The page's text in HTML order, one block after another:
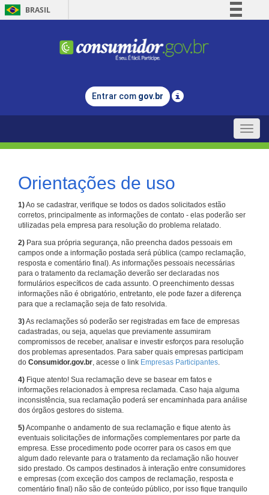
BRASIL
Comunica BR
Legislação
Entrar com gov.br
Toggle
Orientações de uso
1)Ao se cadastrar, verifique se todos os dados solicitados estão
corretos, principalmente as informações de contato - elas poderão ser
utilizadas pela empresa para resolução do problema relatado.
2) Para sua própria segurança, não preencha dados pessoais em
campos onde a informação postada será pública (campo reclamação,
resposta e comentário final). As informações pessoais necessárias
para o tratamento da reclamação deverão ser declaradas nos
formulários específicos de cada assunto. O preenchimento dessas
informações não é obrigatório, entretanto, ele pode fazer a diferença
para que a reclamação seja de fato resolvida.
3)As reclamações só poderão ser registradas em face de empresas
cadastradas, ou seja, aquelas que previamente assumiram
compromissos de receber, analisar e investir esforços para resolução
dos problemas apresentados. Para saber quais empresas participam
do Consumidor.gov.br, acesse o link Empresas Participantes.
4) Fique atento! Sua reclamação deve se basear em fatos e
informações relacionados à empresa reclamada. Caso haja alguma
inconsistência, sua reclamação poderá ser encaminhada para análise
dos órgãos gestores do sistema.
5)Acompanhe o andamento de sua reclamação e fique atento às
eventuais solicitações de informações complementares por parte da
empresa. Esse procedimento pode ocorrer para os casos em que
algum dado relevante para o tratamento da reclamação não houver
sido prestado. Os campos destinados à interação entre consumidores
e empresas (com exceção dos campos de reclamação, resposta e
comentário final) não são de conteúdo público, por isso fique tranquilo